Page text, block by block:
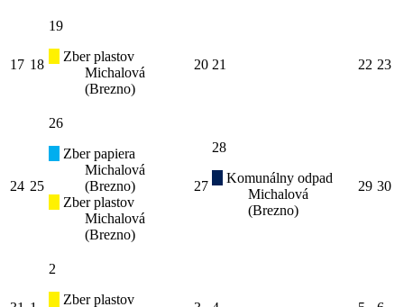
17 18
19
Zber plastov
Michalová
(Brezno)
20 21 22 23
24 25
26
Zber papiera
Michalová
(Brezno)
Zber plastov
Michalová
(Brezno)
27
28
Komunálny odpad
Michalová
(Brezno)
29 30
2
Zber plastov